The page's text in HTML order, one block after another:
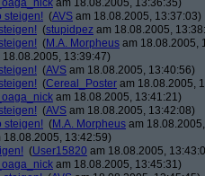
am 18.08.2005, 13:36:35)
steigen! (AVS am 18.08.2005, 13:37:03)
(stupidpez am 18.08.2005,
(M.A. Morpheus am 18.08.2005,
18.08.2005, 13:39:47)
(AVS am 18.08.2005, 13:40:56)
(Cereal_Poster am 18.08.2005,
am 18.08.2005, 13:41:21)
(AVS am 18.08.2005, 13:42:08)
steigen! (M.A. Morpheus am
18.08.2005, 13:42:59)
(User15820 am 18.08.2005,
am 18.08.2005, 13:45:31)